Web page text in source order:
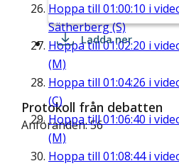
Hoppa till 01:00:10 i
Sätherberg (S)
Hoppa till01:02:20 i
(M)
Hoppa till 01:04:26 i
(C)
Hoppa till01:06:40 i
(M)
Hoppa till 01:08:44i
Ladda ner
Protokoll från debatten
Anföranden: 56